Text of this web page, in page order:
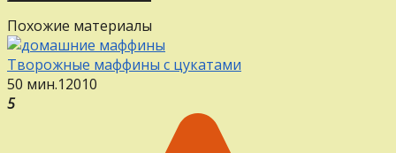
Похожие материалы
Творожные маффины с цукатами
50 мин.12010
5